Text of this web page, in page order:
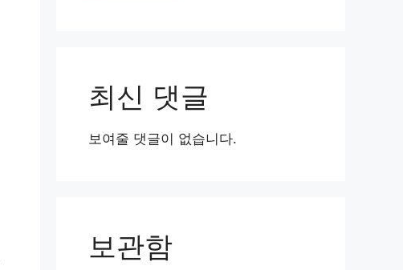
최신 댓글
보여줄 댓글이 없습니다.
보관함